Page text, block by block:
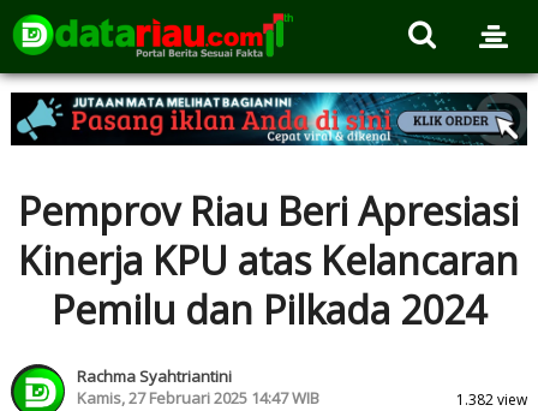
Pemprov Riau Beri Apresiasi
Kinerja KPU atas Kelancaran
Pemilu dan Pilkada 2024
Rachma Syahtriantini
Kamis, 27 Februari 2025 14:47 WIB
1.382 view